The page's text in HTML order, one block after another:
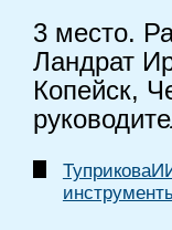
3 место.
Ландрат
Копейск,